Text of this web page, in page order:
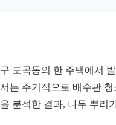
도곡동의 한 주택에서
는 주기적으로 배수관
분석한 결과, 나무 뿌리